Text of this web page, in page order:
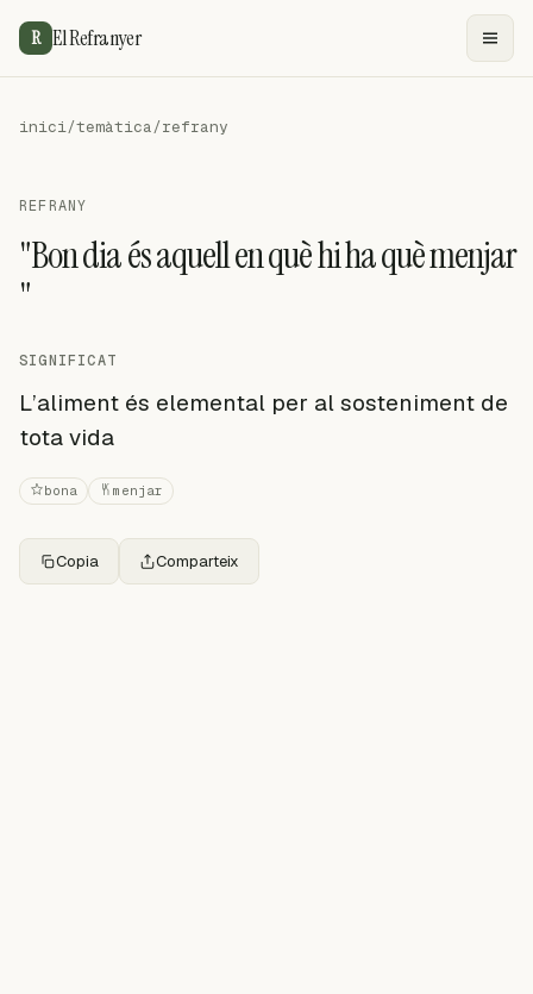
R El Refranyer
inici/temàtica/refrany
REFRANY
"Bon dia és aquell en què hi ha què menjar
"
SIGNIFICAT
L’aliment és elemental per al sosteniment de
tota vida
bona menjar
Copia Comparteix